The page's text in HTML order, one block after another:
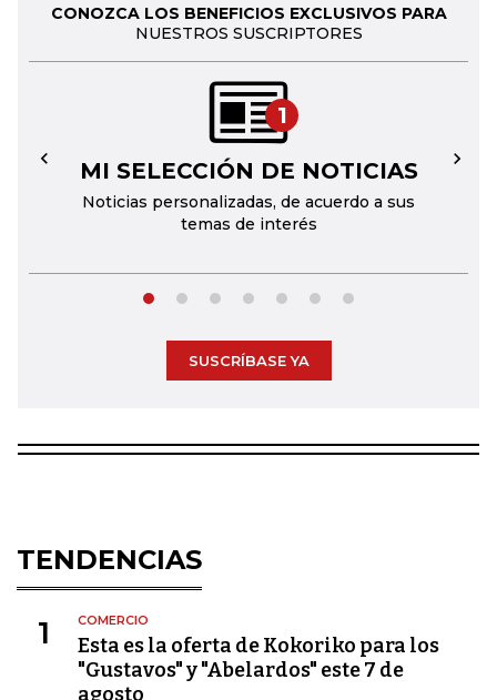
CONOZCA LOS BENEFICIOS EXCLUSIVOS PARA
NUESTROS SUSCRIPTORES
1
MI SELECCIÓN DE NOTICIAS
Noticias personalizadas, de acuerdo a sus
temas de interés
← →
SUSCRÍBASE YA
TENDENCIAS
1 COMERCIO
Esta es la oferta de Kokoriko para los
"Gustavos" y "Abelardos" este 7 de
agosto